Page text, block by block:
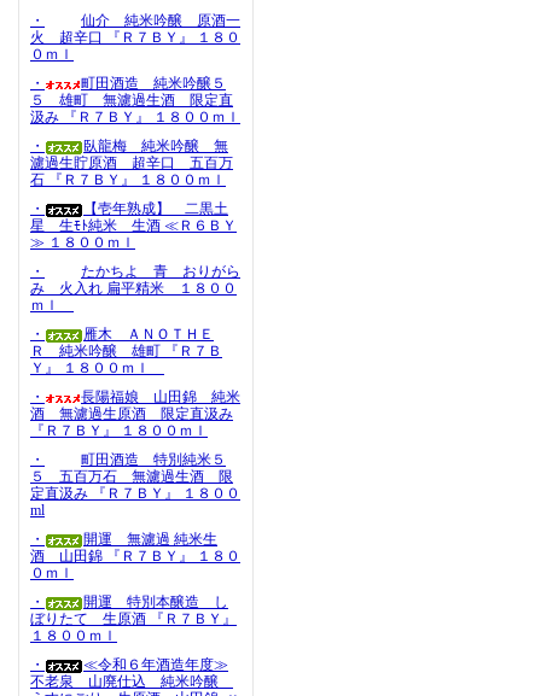
・
仙介 純米吟醸 原酒一
火 超辛口 『Ｒ７ＢＹ』 １８０
０ｍｌ
・
町田酒造 純米吟醸５
５ 雄町 無濾過生酒 限定直
汲み 『Ｒ７ＢＹ』 １８００ｍｌ
・
臥龍梅 純米吟醸 無
濾過生貯原酒 超辛口 五百万
石 『Ｒ７ＢＹ』 １８００ｍｌ
・
【壱年熟成】 二黒土
星 生ﾓﾄ純米 生酒 ≪Ｒ６ＢＹ
≫ １８００ｍｌ
・
たかちよ 青 おりがら
み 火入れ 扁平精米 １８００
ｍｌ
・
雁木 ＡＮＯＴＨＥ
Ｒ 純米吟醸 雄町 『Ｒ７Ｂ
Ｙ』 １８００ｍｌ
・
長陽福娘 山田錦 純米
酒 無濾過生原酒 限定直汲み
『Ｒ７ＢＹ』 １８００ｍｌ
・
町田酒造 特別純米５
５ 五百万石 無濾過生酒 限
定直汲み 『Ｒ７ＢＹ』 １８００
ml
・
開運 無濾過 純米生
酒 山田錦 『Ｒ７ＢＹ』 １８０
０ｍｌ
・
開運 特別本醸造 し
ぼりたて 生原酒 『Ｒ７ＢＹ』
１８００ｍｌ
・
≪令和６年酒造年度≫
不老泉 山廃仕込 純米吟醸